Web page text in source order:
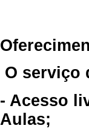
O serviço
- Acesso
Aulas;